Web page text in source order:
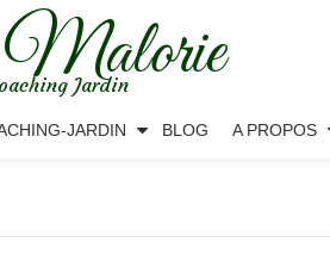
Malorie
Jardin
JARDIN BLOG A PROPOS